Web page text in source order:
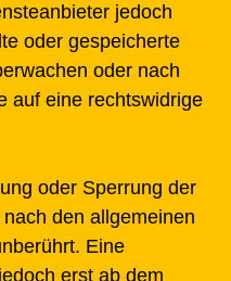
jedoch
oder gespeicherte
oder nach
auf eine rechtswidrige
oder Sperrung der
den allgemeinen
Eine
erst ab dem